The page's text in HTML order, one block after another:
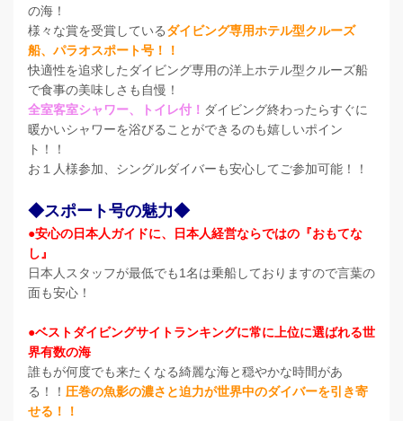
の海！
様々な賞を受賞しているダイビング専用ホテル型クルーズ
船、パラオスポート号！！
快適性を追求したダイビング専用の洋上ホテル型クルーズ船
で食事の美味しさも自慢！
全室客室シャワー、トイレ付！ ダイビング終わったらすぐに
暖かいシャワーを浴びることができるのも嬉しいポイン
ト！！
お１人様参加、シングルダイバーも安心してご参加可能！！
◆スポート号の魅力◆
●安心の日本人ガイドに、日本人経営ならではの『おもてな
し』
日本人スタッフが最低でも1名は乗船しておりますので言葉の
面も安心！
●ベストダイビングサイトランキングに常に上位に選ばれる世
界有数の海
誰もが何度でも来たくなる綺麗な海と穏やかな時間があ
る！！ 圧巻の魚影の濃さと迫力が世界中のダイバーを引き寄
せる！！